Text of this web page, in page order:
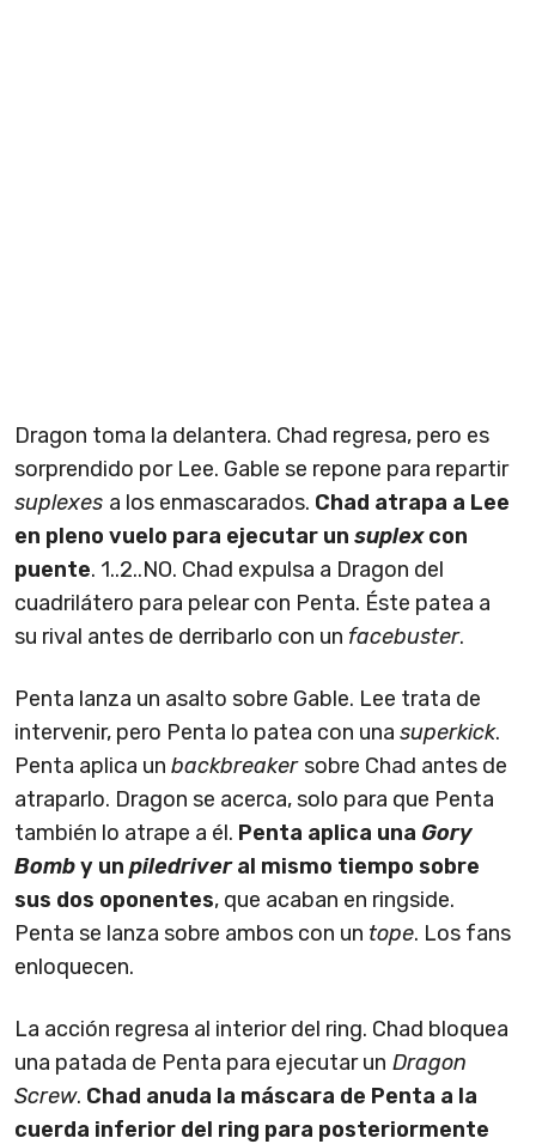
Dragon toma la delantera. Chad regresa, pero es
sorprendido por Lee. Gable se repone para repartir
suplexes a los enmascarados. Chad atrapa a Lee
en pleno vuelo para ejecutar un suplexcon
puente. 1..2..NO. Chad expulsa a Dragon del
cuadrilátero para pelear con Penta. Éste patea a
su rival antes de derribarlo con un facebuster.
Penta lanza un asalto sobre Gable. Lee trata de
intervenir, pero Penta lo patea con una superkick.
Penta aplica un backbreakersobre Chad antes de
atraparlo. Dragon se acerca, solo para que Penta
también lo atrape a él. Penta aplica una Gory
Bomby un piledriveral mismo tiempo sobre
sus dos oponentes, que acaban en ringside.
Penta se lanza sobre ambos con un tope. Los fans
enloquecen.
La acción regresa al interior del ring. Chad bloquea
una patada de Penta para ejecutar un Dragon
Screw. Chad anuda la máscara de Penta a la
cuerda inferior del ring para posteriormente